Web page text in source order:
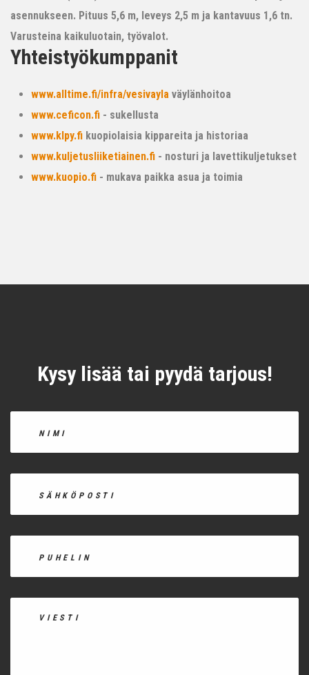
asennukseen. Pituus 5,6 m, leveys 2,5 m ja kantavuus 1,6 tn.
Varusteina kaikuluotain, työvalot.
Yhteistyökumppanit
www.alltime.fi/infra/vesivayla väylänhoitoa
www.ceficon.fi - sukellusta
www.klpy.fi kuopiolaisia kippareita ja historiaa
www.kuljetusliiketiainen.fi - nosturi ja lavettikuljetukset
www.kuopio.fi - mukava paikka asua ja toimia
Kysy lisää tai pyydä tarjous!